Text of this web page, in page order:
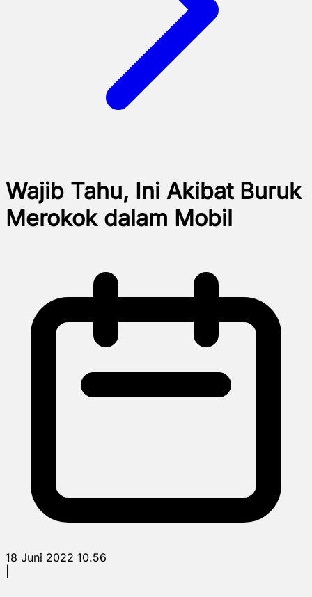
Wajib Tahu, Ini Akibat Buruk
Merokok dalam Mobil
18 Juni 2022 10.56